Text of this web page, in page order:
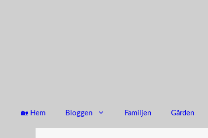
🏡 Hem Bloggen Familjen Gården